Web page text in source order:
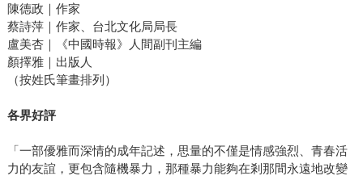
陳德政｜作家
蔡詩萍｜作家、台北文化局局長
盧美杏｜《中國時報》人間副刊主編
顏擇雅｜出版人
（按姓氏筆畫排列）
各界好評
「一部優雅而深情的成年記述，思量的不僅是情感強烈、青春活
力的友誼，更包含隨機暴力，那種暴力能夠在剎那間永遠地改變